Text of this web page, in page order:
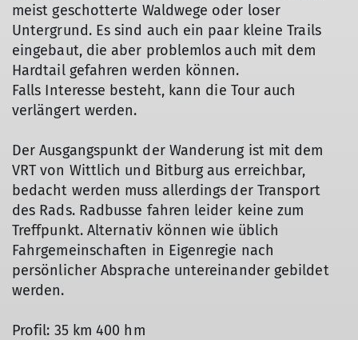
meist geschotterte Waldwege oder loser
Untergrund. Es sind auch ein paar kleine Trails
eingebaut, die aber problemlos auch mit dem
Hardtail gefahren werden können.
Falls Interesse besteht, kann die Tour auch
verlängert werden.
Der Ausgangspunkt der Wanderung ist mit dem
VRT von Wittlich und Bitburg aus erreichbar,
bedacht werden muss allerdings der Transport
des Rads. Radbusse fahren leider keine zum
Treffpunkt. Alternativ können wie üblich
Fahrgemeinschaften in Eigenregie nach
persönlicher Absprache untereinander gebildet
werden.
Profil: 35 km 400 hm